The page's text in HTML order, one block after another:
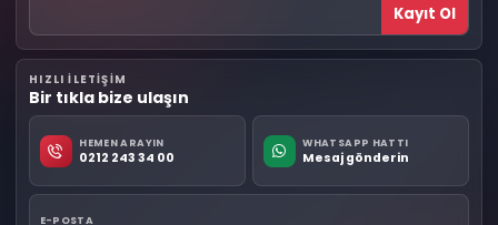
Kayıt Ol
HIZLI ILETIŞIM
Bir tıkla bize ulaşın
HEMEN ARAYIN
0212 243 34 00
WHATSAPP HATTI
Mesaj gönderin
E-POSTA